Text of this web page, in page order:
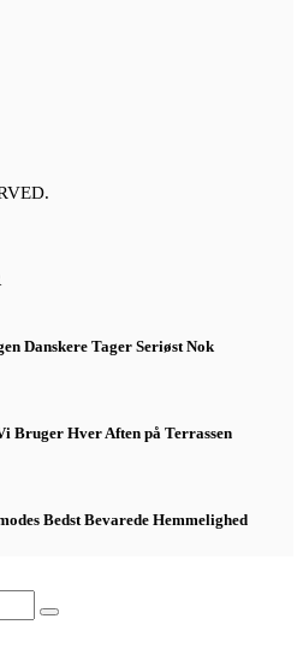
Danskere Tager Seriøst Nok
Bruger Hver Aften på Terrassen
Bedst Bevarede Hemmelighed